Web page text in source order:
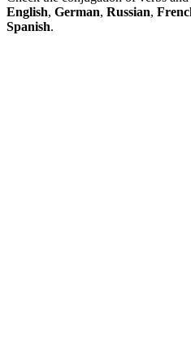
English, German, Russian,
Spanish.